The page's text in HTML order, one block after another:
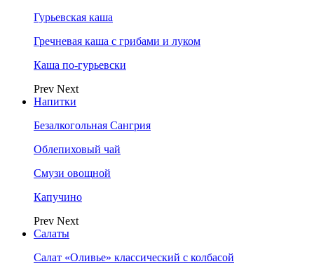
Гурьевская каша
Гречневая каша с грибами и луком
Каша по-гурьевски
Prev Next
Напитки
Безалкогольная Сангрия
Облепиховый чай
Смузи овощной
Капучино
Prev Next
Салаты
Салат «Оливье» классический с колбасой